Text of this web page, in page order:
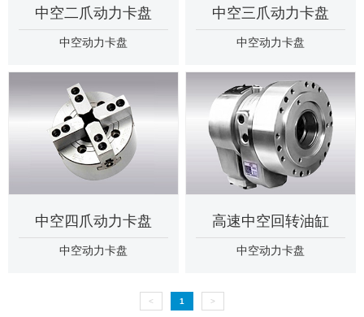
中空二爪动力卡盘
中空动力卡盘
中空三爪动力卡盘
中空动力卡盘
中空四爪动力卡盘
中空动力卡盘
高速中空回转油缸
中空动力卡盘
< 1 >